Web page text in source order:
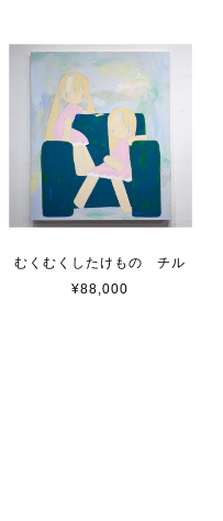
むくむくしたけもの チル
¥88,000